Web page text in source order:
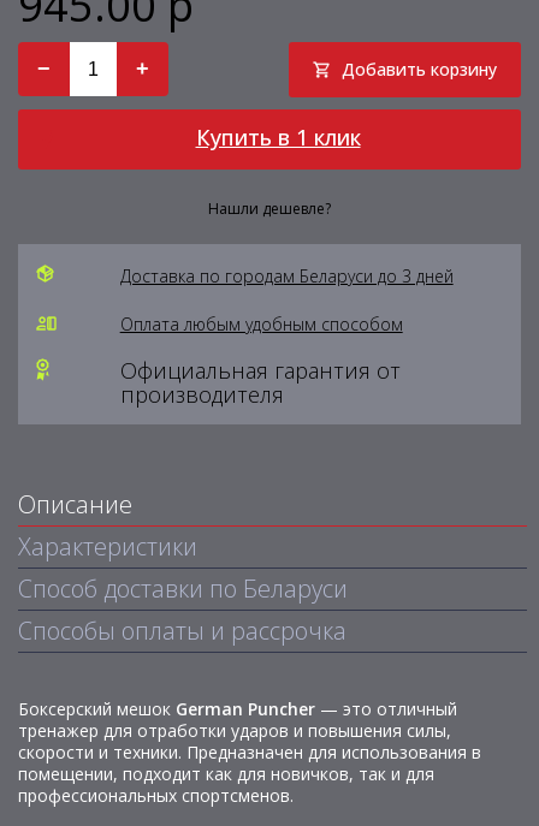
− + Добавить корзину
Купить в 1 клик
Нашли дешевле?
Доставка по городам Беларуси до 3 дней
Оплата любым удобным способом
Официальная гарантия от
производителя
Описание
Характеристики
Способ доставки по Беларуси
Способы оплаты и рассрочка
Боксерский мешок German Puncher — это отличный
тренажер для отработки ударов и повышения силы,
скорости и техники. Предназначен для использования в
помещении, подходит как для новичков, так и для
профессиональных спортсменов.